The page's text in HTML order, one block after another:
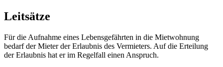
Leitsätze
Für die Aufnahme eines Lebensgefährten in die Mietwohnung
bedarf der Mieter der Erlaubnis des Vermieters. Auf die Erteilung
der Erlaubnis hat er im Regelfall einen Anspruch.